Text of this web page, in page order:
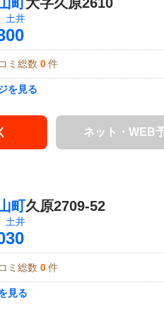
土井
ミ総数 0 件
を見る
ネット・WEB
町久原2709-52
土井
ミ総数 0 件
見る